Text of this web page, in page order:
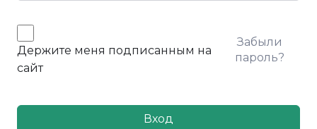
Держите меня подписанным на
сайт
Забыли
пароль?
Вход